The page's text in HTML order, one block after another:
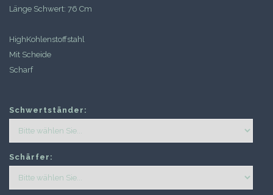
Länge Schwert: 76 Cm
HighKohlenstoffstahl
Mit Scheide
Scharf
Schwertständer:
Schärfer: